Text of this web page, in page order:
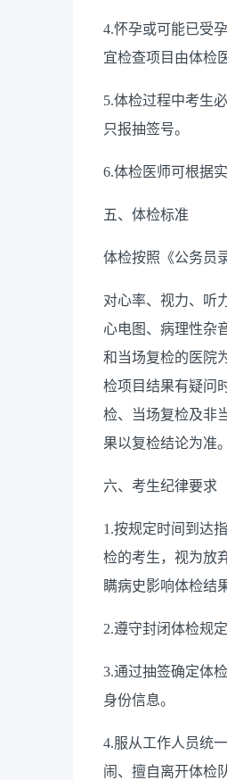
4.怀孕或可能已受
宜检查项目由体检
5.体检过程中考生
只报抽签号。
6.体检医师可根据
五、体检标准
体检按照《公务员
对心率、视力、听
心电图、病理性杂
和当场复检的医院
检项目结果有疑问
检、当场复检及非
果以复检结论为准。
六、考生纪律要求
1.按规定时间到达
检的考生，视为放
瞒病史影响体检结
2.遵守封闭体检规
3.通过抽签确定体
身份信息。
4.服从工作人员统
闹、擅自离开体检